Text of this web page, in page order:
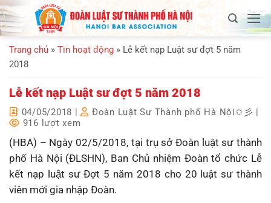
Bỏ
qua
nội
dung
Trang chủ » Tin hoạt động » Lễ kết nạp Luật sư đợt 5 năm
2018
Lễ kết nạp Luật sư đợt 5 năm 2018
04/05/2018 | Đoàn Luật Sư Thành phố Hà Nội✩彡 |
916 lượt xem
(HBA) – Ngày 02/5/2018, tại trụ sở Đoàn luật sư thành
phố Hà Nội (ĐLSHN), Ban Chủ nhiệm Đoàn tổ chức Lễ
kết nạp luật sư Đợt 5 năm 2018 cho 20 luật sư thành
viên mới gia nhập Đoàn.